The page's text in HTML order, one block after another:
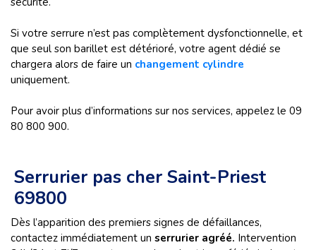
Si votre serrure n’est pas complètement dysfonctionnelle, et
que seul son barillet est détérioré, votre agent dédié se
chargera alors de faire un changement cylindre
uniquement.
Pour avoir plus d’informations sur nos services, appelez le 09
80 800 900.
Serrurier pas cher Saint-Priest
69800
Dès l’apparition des premiers signes de défaillances,
contactez immédiatement un serrurier agréé. Intervention